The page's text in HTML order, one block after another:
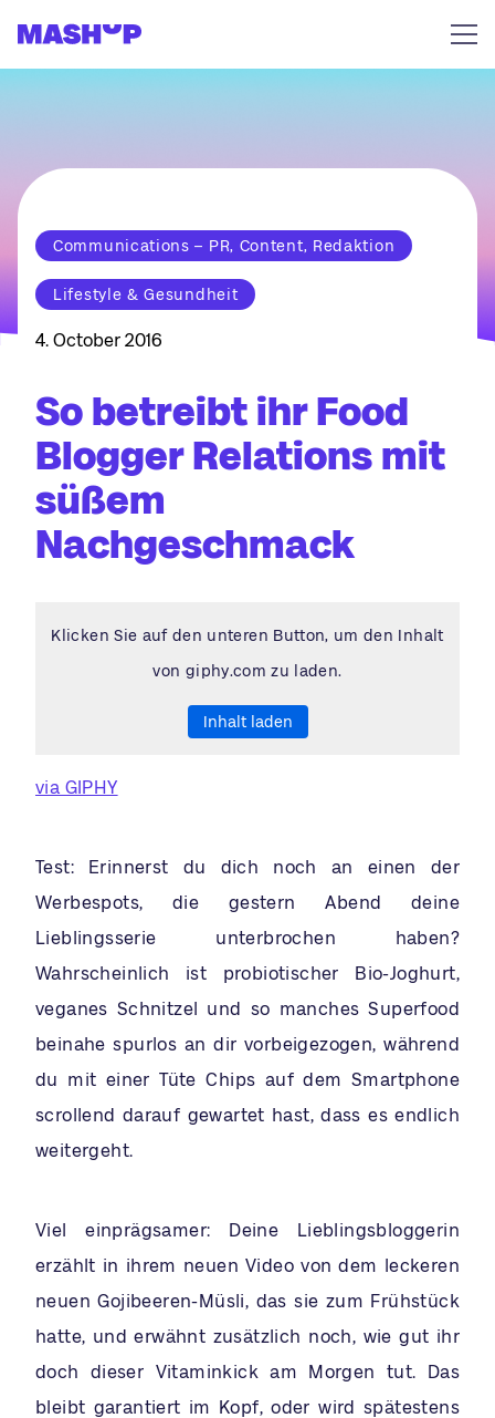
Communications – PR, Content, Redaktion
Lifestyle & Gesundheit
4. October 2016
So betreibt ihr Food
Blogger Relations mit
süßem
Nachgeschmack
Klicken Sie auf den unteren Button, um den Inhalt
von giphy.com zu laden.
Inhalt laden
via GIPHY
Test: Erinnerst du dich noch an einen der
Werbespots, die gestern Abend deine
Lieblingsserie unterbrochen haben?
Wahrscheinlich ist probiotischer Bio-Joghurt,
veganes Schnitzel und so manches Superfood
beinahe spurlos an dir vorbeigezogen, während
du mit einer Tüte Chips auf dem Smartphone
scrollend darauf gewartet hast, dass es endlich
weitergeht.
Viel einprägsamer: Deine Lieblingsbloggerin
erzählt in ihrem neuen Video von dem leckeren
neuen Gojibeeren-Müsli, das sie zum Frühstück
hatte, und erwähnt zusätzlich noch, wie gut ihr
doch dieser Vitaminkick am Morgen tut. Das
bleibt garantiert im Kopf, oder wird spätestens